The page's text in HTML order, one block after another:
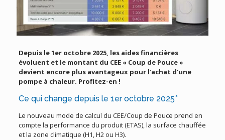
Depuis le 1er octobre 2025, les aides financières
évoluent et le montant du CEE « Coup de Pouce »
devient encore plus avantageux pour l’achat d’une
pompe à chaleur. Profitez-en !
Ce qui change depuis le 1er octobre 2025*
Le nouveau mode de calcul du CEE/Coup de Pouce prend en
compte la performance du produit (ETAS), la surface chauffée
et la zone climatique (H1, H2 ou H3).